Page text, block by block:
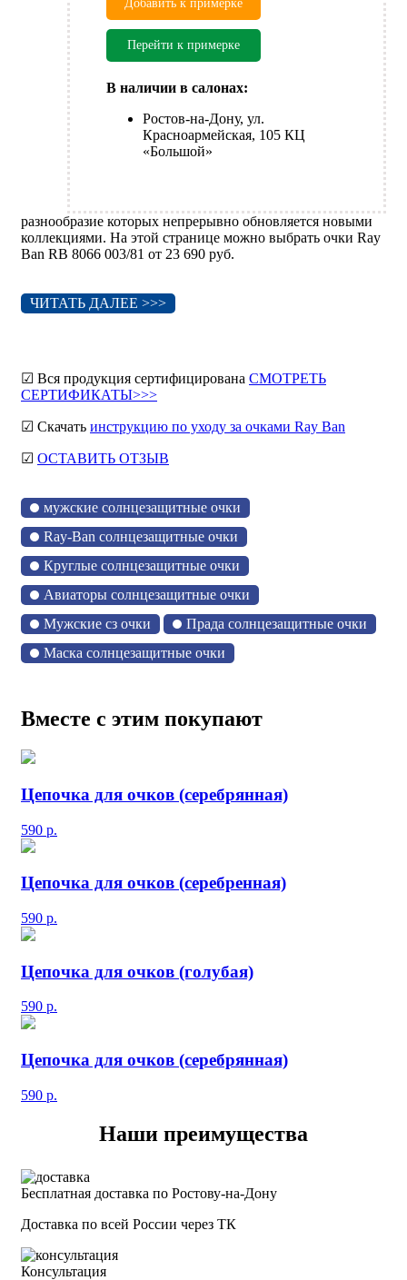
Добавить к примерке
Перейти к примерке
В наличии в салонах:
Ростов-на-Дону, ул.
Красноармейская, 105 КЦ
«Большой»
разнообразие которых непрерывно обновляется новыми
коллекциями. На этой странице можно выбрать очки Ray
Ban RB 8066 003/81 от 23 690 руб.
ЧИТАТЬ ДАЛЕЕ >>>
☑ Вся продукция сертифицирована СМОТРЕТЬ
СЕРТИФИКАТЫ>>>
☑ Скачать инструкцию по уходу за очками Ray Ban
☑ ОСТАВИТЬ ОТЗЫВ
мужские солнцезащитные очки
Ray-Ban солнцезащитные очки
Круглые солнцезащитные очки
Авиаторы солнцезащитные очки
Мужские сз очки
Прада солнцезащитные очки
Маска солнцезащитные очки
Вместе с этим покупают
Цепочка для очков (серебрянная)
590 р.
Цепочка для очков (серебренная)
590 р.
Цепочка для очков (голубая)
590 р.
Цепочка для очков (серебрянная)
590 р.
Наши преимущества
Бесплатная доставка по Ростову-на-Дону
Доставка по всей России через ТК
Консультация